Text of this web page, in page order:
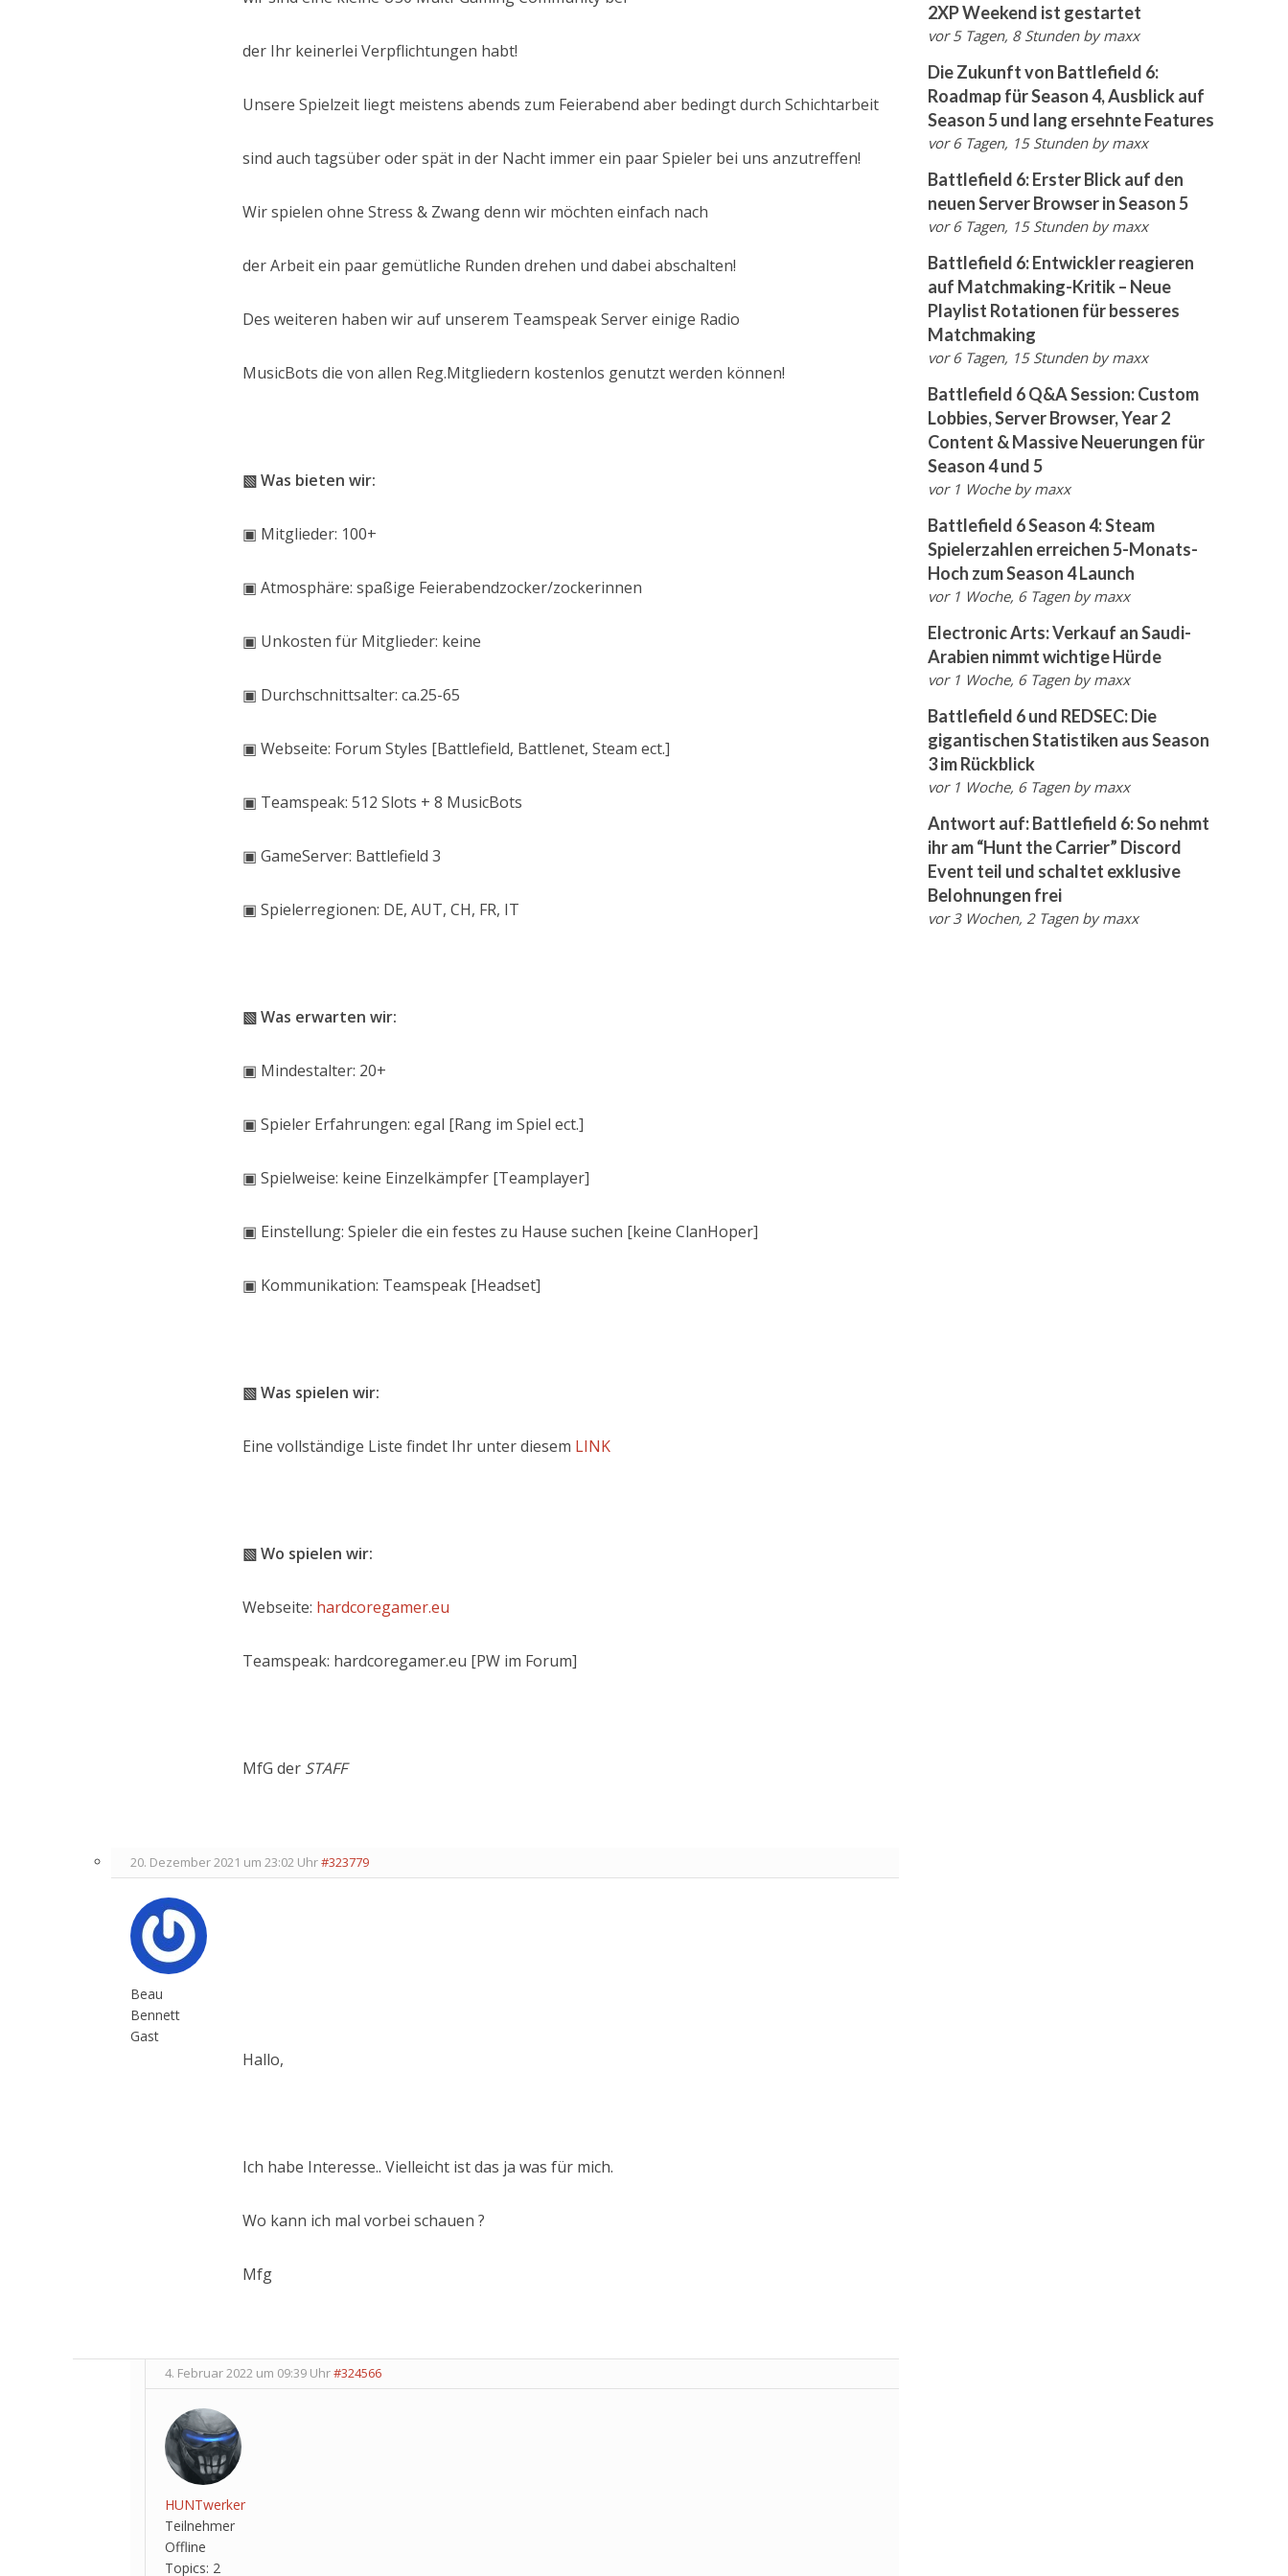
der Ihr keinerlei Verpflichtungen habt!
Unsere Spielzeit liegt meistens abends zum Feierabend aber bedingt durch Schichtarbeit
sind auch tagsüber oder spät in der Nacht immer ein paar Spieler bei uns anzutreffen!
Wir spielen ohne Stress & Zwang denn wir möchten einfach nach
der Arbeit ein paar gemütliche Runden drehen und dabei abschalten!
Des weiteren haben wir auf unserem Teamspeak Server einige Radio
MusicBots die von allen Reg.Mitgliedern kostenlos genutzt werden können!
▧ Was bieten wir:
▣ Mitglieder: 100+
▣ Atmosphäre: spaßige Feierabendzocker/zockerinnen
▣ Unkosten für Mitglieder: keine
▣ Durchschnittsalter: ca.25-65
▣ Webseite: Forum Styles [Battlefield, Battlenet, Steam ect.]
▣ Teamspeak: 512 Slots + 8 MusicBots
▣ GameServer: Battlefield 3
▣ Spielerregionen: DE, AUT, CH, FR, IT
▧ Was erwarten wir:
▣ Mindestalter: 20+
▣ Spieler Erfahrungen: egal [Rang im Spiel ect.]
▣ Spielweise: keine Einzelkämpfer [Teamplayer]
▣ Einstellung: Spieler die ein festes zu Hause suchen [keine ClanHoper]
▣ Kommunikation: Teamspeak [Headset]
▧ Was spielen wir:
Eine vollständige Liste findet Ihr unter diesem LINK
▧ Wo spielen wir:
Webseite: hardcoregamer.eu
Teamspeak: hardcoregamer.eu [PW im Forum]
MfG der STAFF
20. Dezember 2021 um 23:02 Uhr#323779
Beau
Bennett
Gast
Hallo,
Ich habe Interesse.. Vielleicht ist das ja was für mich.
Wo kann ich mal vorbei schauen ?
Mfg
4. Februar 2022 um 09:39 Uhr#324566
HUNTwerker
Teilnehmer
Offline
Topics: 2
2XP Weekend ist gestartet
vor 5 Tagen, 8 Stunden bymaxx
Die Zukunft von Battlefield 6:
Roadmap für Season 4, Ausblick auf
Season 5 und lang ersehnte Features
vor 6 Tagen, 15 Stunden bymaxx
Battlefield 6: Erster Blick auf den
neuen Server Browser in Season 5
vor 6 Tagen, 15 Stunden bymaxx
Battlefield 6: Entwickler reagieren
auf Matchmaking-Kritik – Neue
Playlist Rotationen für besseres
Matchmaking
vor 6 Tagen, 15 Stunden bymaxx
Battlefield 6 Q&A Session: Custom
Lobbies, Server Browser, Year 2
Content & Massive Neuerungen für
Season 4 und 5
vor 1 Woche bymaxx
Battlefield 6 Season 4: Steam
Spielerzahlen erreichen 5-Monats-
Hoch zum Season 4 Launch
vor 1 Woche, 6 Tagen bymaxx
Electronic Arts: Verkauf an Saudi-
Arabien nimmt wichtige Hürde
vor 1 Woche, 6 Tagen bymaxx
Battlefield 6 und REDSEC: Die
gigantischen Statistiken aus Season
3 im Rückblick
vor 1 Woche, 6 Tagen bymaxx
Antwort auf: Battlefield 6: So nehmt
ihr am “Hunt the Carrier” Discord
Event teil und schaltet exklusive
Belohnungen frei
vor 3 Wochen, 2 Tagen bymaxx